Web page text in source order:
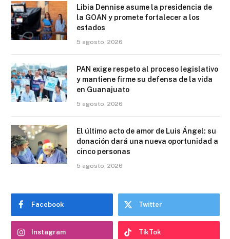
Libia Dennise asume la presidencia de
la GOAN y promete fortalecer a los
estados
5 agosto, 2026
PAN exige respeto al proceso legislativo
y mantiene firme su defensa de la vida
en Guanajuato
5 agosto, 2026
El último acto de amor de Luis Ángel: su
donación dará una nueva oportunidad a
cinco personas
5 agosto, 2026
Facebook Twitter
Instagram TikTok